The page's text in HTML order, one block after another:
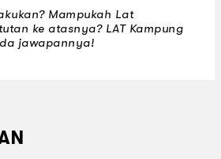
Mampukah Lat
ke atasnya? LAT Kampung
jawapannya!